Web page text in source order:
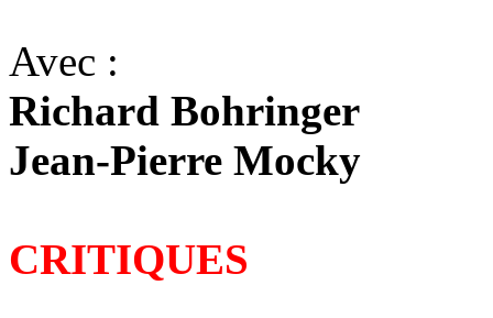
Avec :
Richard Bohringer
Jean-Pierre Mocky
CRITIQUES